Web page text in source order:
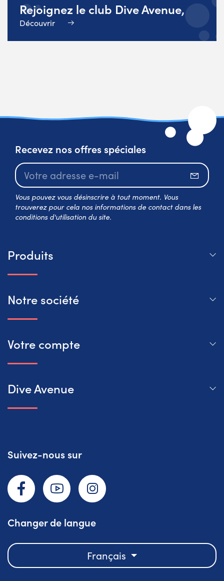
Rejoignez le club Dive Avenue,
Découvrir
Recevez nos offres spéciales
Vous pouvez vous désinscrire à tout moment. Vous
trouverez pour cela nos informations de contact dans les
conditions d'utilisation du site.
Produits
Notre société
Votre compte
Dive Avenue
Suivez-nous sur
Changer de langue
Français